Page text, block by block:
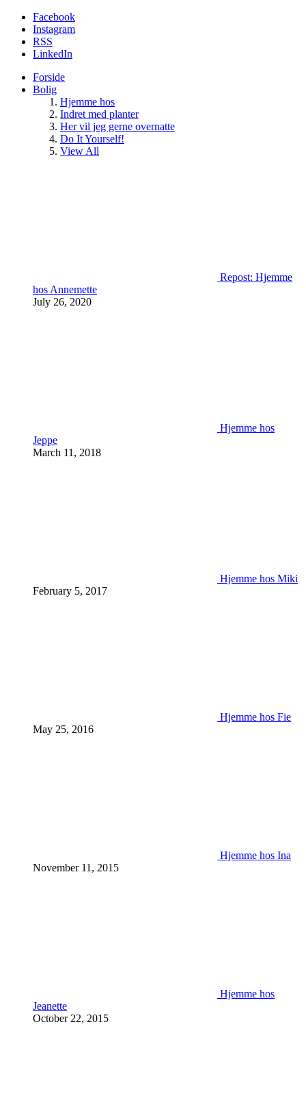
Facebook
Instagram
RSS
LinkedIn
Forside
Bolig
Hjemme hos
Indret med planter
Her vil jeg gerne overnatte
Do It Yourself!
View All
Repost: Hjemme
hos Annemette
July 26, 2020
Hjemme hos
Jeppe
March 11, 2018
Hjemme hos Miki
February 5, 2017
Hjemme hos Fie
May 25, 2016
Hjemme hos Ina
November 11, 2015
Hjemme hos
Jeanette
October 22, 2015